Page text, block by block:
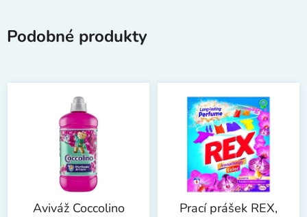
Podobné produkty
Aviváž Coccolino
Prací prášek REX,